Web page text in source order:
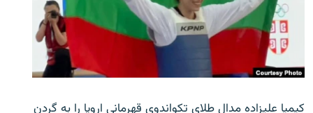
کیمیا علیزاده مدال طلای تکواندوی قهرمانی اروپا را به گردن